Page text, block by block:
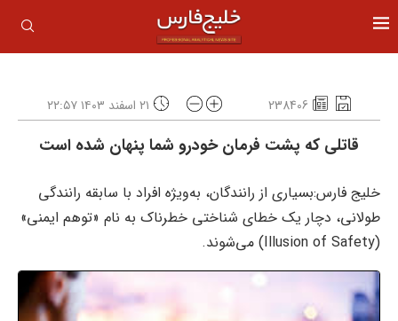
238406 ۲۱ اسفند ۱۴۰۳ ۲۲:۵۷
قاتلی که پشت فرمان خودرو شما پنهان شده است
خلیج فارس:بسیاری از رانندگان، به‌ویژه افراد با سابقه رانندگی
طولانی، دچار یک خطای شناختی خطرناک به نام «توهم ایمنی»
(Illusion of Safety) می‌شوند.